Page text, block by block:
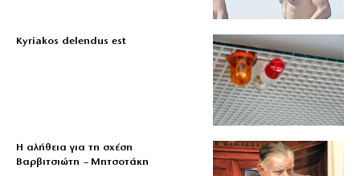
Kyriakos delendus est
Η αλήθεια για τη σχέση
Βαρβιτσιώτη – Μητσοτάκη